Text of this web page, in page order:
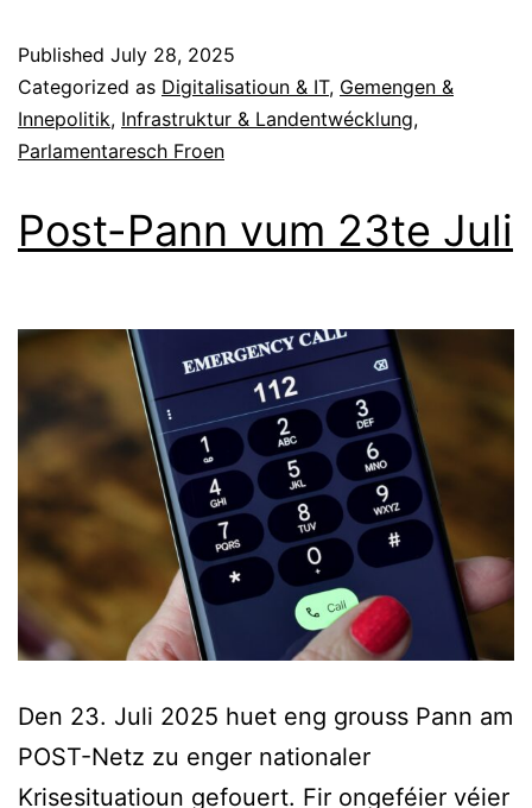
Published July 28, 2025
Categorized as Digitalisatioun & IT, Gemengen &
Innepolitik, Infrastruktur & Landentwécklung,
Parlamentaresch Froen
Post-Pann vum 23te Juli
Den 23. Juli 2025 huet eng grouss Pann am
POST-Netz zu enger nationaler
Krisesituatioun gefouert. Fir ongeféier véier